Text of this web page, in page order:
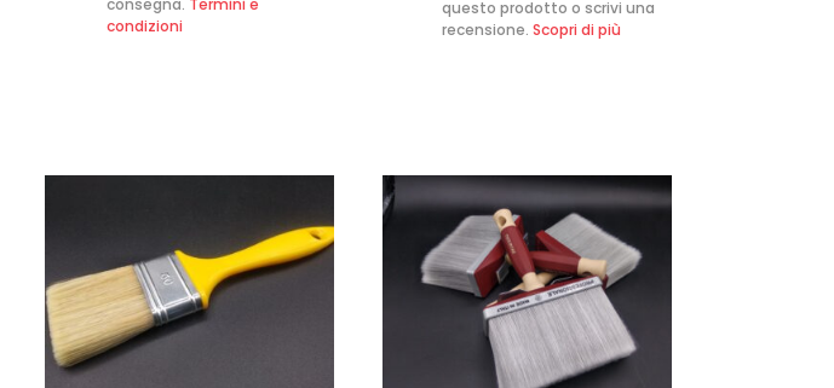
condizioni
questo prodotto o scrivi una
recensione.Scopri di più